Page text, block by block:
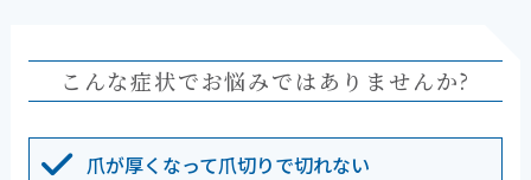
こんな症状でお悩みではありませんか?
爪が厚くなって爪切りで切れない